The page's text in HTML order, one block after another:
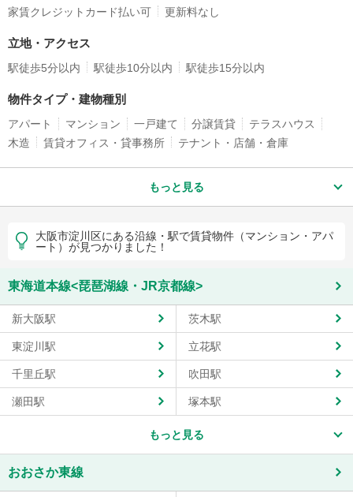
家賃クレジットカード払い可
更新料なし
立地・アクセス
駅徒歩5分以内 駅徒歩10分以内 駅徒歩15分以内
物件タイプ・建物種別
アパート マンション 一戸建て 分譲賃貸
テラスハウス
木造
賃貸オフィス・貸事務所 テナント・店舗・倉庫
もっと見る
大阪市淀川区にある沿線・駅で賃貸物件（マンション・アパ
ート）が見つかりました！
東海道本線<琵琶湖線・JR京都線>
新大阪駅 茨木駅
東淀川駅 立花駅
千里丘駅 吹田駅
瀬田駅 塚本駅
もっと見る
おおさか東線